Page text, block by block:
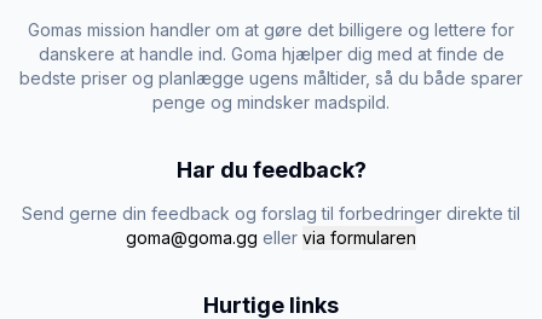
Gomas mission handler om at gøre det billigere og lettere for
danskere at handle ind. Goma hjælper dig med at finde de
bedste priser og planlægge ugens måltider, så du både sparer
penge og mindsker madspild.
Har du feedback?
Send gerne din feedback og forslag til forbedringer direkte til
goma@goma.gg eller via formularen
Hurtige links